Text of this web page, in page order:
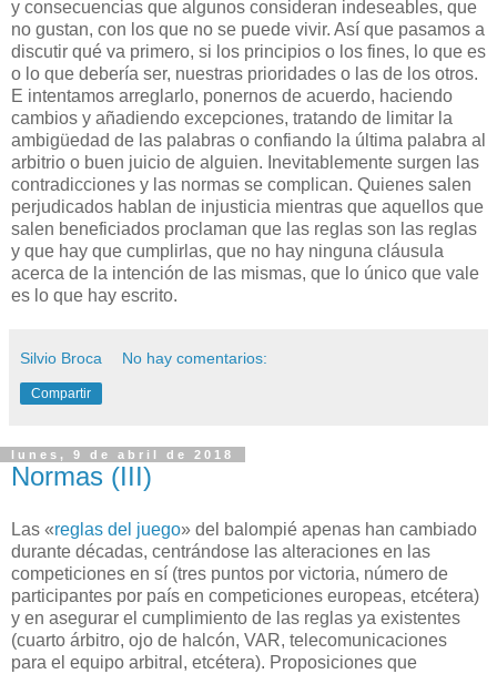
y consecuencias que algunos consideran indeseables, que
no gustan, con los que no se puede vivir. Así que pasamos a
discutir qué va primero, si los principios o los fines, lo que es
o lo que debería ser, nuestras prioridades o las de los otros.
E intentamos arreglarlo, ponernos de acuerdo, haciendo
cambios y añadiendo excepciones, tratando de limitar la
ambigüedad de las palabras o confiando la última palabra al
arbitrio o buen juicio de alguien. Inevitablemente surgen las
contradicciones y las normas se complican. Quienes salen
perjudicados hablan de injusticia mientras que aquellos que
salen beneficiados proclaman que las reglas son las reglas
y que hay que cumplirlas, que no hay ninguna cláusula
acerca de la intención de las mismas, que lo único que vale
es lo que hay escrito.
Silvio Broca No hay comentarios:
Compartir
lunes, 9 de abril de 2018
Normas (III)
Las «reglas del juego» del balompié apenas han cambiado
durante décadas, centrándose las alteraciones en las
competiciones en sí (tres puntos por victoria, número de
participantes por país en competiciones europeas, etcétera)
y en asegurar el cumplimiento de las reglas ya existentes
(cuarto árbitro, ojo de halcón, VAR, telecomunicaciones
para el equipo arbitral, etcétera). Proposiciones que